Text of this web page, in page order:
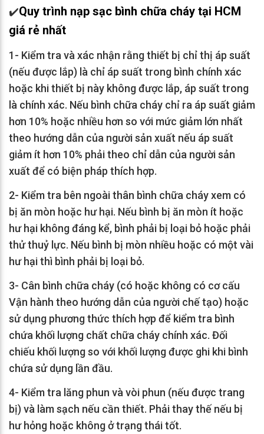
✔️Quy trình nạp sạc bình chữa cháy tại HCM
giá rẻ nhất
1- Kiểm tra và xác nhận rằng thiết bị chỉ thị áp suất
(nếu được lắp) là chỉ áp suất trong bình chính xác
hoặc khi thiết bị này không được lắp, áp suất trong
là chính xác. Nếu bình chữa cháy chỉ ra áp suất giảm
hơn 10% hoặc nhiều hơn so với mức giảm lớn nhất
theo hướng dẫn của người sản xuất nếu áp suất
giảm ít hơn 10% phải theo chỉ dẫn của người sản
xuất để có biện pháp thích hợp.
2- Kiểm tra bên ngoài thân bình chữa cháy xem có
bị ăn mòn hoặc hư hại. Nếu bình bị ăn mòn ít hoặc
hư hại không đáng kể, bình phải bị loại bỏ hoặc phải
thử thuỷ lực. Nếu bình bị mòn nhiều hoặc có một vài
hư hại thì bình phải bị loại bỏ.
3- Cân bình chữa cháy (có hoặc không có cơ cấu
Vận hành theo hướng dẫn của người chế tạo) hoặc
sử dụng phương thức thích hợp để kiểm tra bình
chứa khối lượng chất chữa cháy chính xác. Đối
chiếu khối lượng so với khối lượng được ghi khi bình
chứa sử dụng lần đầu.
4- Kiểm tra lăng phun và vòi phun (nếu được trang
bị) và làm sạch nếu cần thiết. Phải thay thế nếu bị
hư hỏng hoặc không ở trạng thái tốt.